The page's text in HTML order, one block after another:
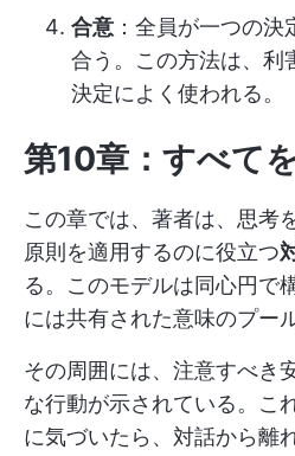
合意 ：全員が一つの
合う。この方法は、利
決定によく使われる。
第10章：すべて
この章では、著者は、思考
原則を適用するのに役立つ
る。このモデルは同心円で
には共有された意味のプー
その周囲には、注意すべき
な行動が示されている。こ
に気づいたら、対話から離